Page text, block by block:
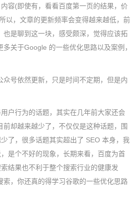
容(即使有，看看百度第一页的结果，价
以，文章的更新频率会变得越来越低，前
也是聊到这一块，感受颇深，觉得应该拓
关于Google 的一些优化思路以及案例，
众号依然更新，只是时间不定期，但是内
户行为的话题，其实在几年前大家还会
前却越来越少了，不仅仅是这种话题，围
了，很多话题其实超出了 SEO 本身，我
是个不好的现象，长期来看，百度为首
结果也不利于整个搜索行业的健康发
索，你还真的得学习谷歌的一些优化思路